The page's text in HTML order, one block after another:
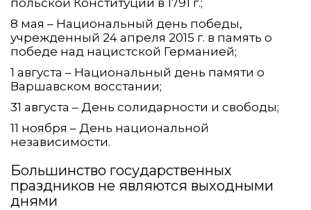
8 мая – Национальный день победы,
учрежденный 24 апреля 2015 г. в память о
победе над нацистской Германией;
1 августа – Национальный день памяти о
Варшавском восстании;
31 августа – День солидарности и свободы;
11 ноября – День национальной
независимости.
Большинство государственных
праздников не являются выходными
днями